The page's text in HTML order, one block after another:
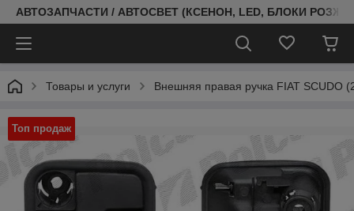
АВТОЗАПЧАСТИ / АВТОСВЕТ (КСЕНОН, LED, БЛОКИ
Товары и услуги Внешняя правая ручка FIAT SCUDO
Топ продаж